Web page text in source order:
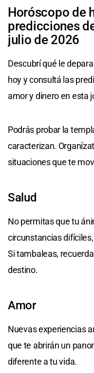
Horóscopo de
predicciones
julio de 2026
Descubrí qué le
hoy y consultá las
amor y dinero en esta
Podrás probar la
caracterizan.
situaciones que te
Salud
No permitas que tu
circunstancias
Si tambaleas,
destino.
Amor
Nuevas experiencias
que te abrirán un
diferente a tu vida.